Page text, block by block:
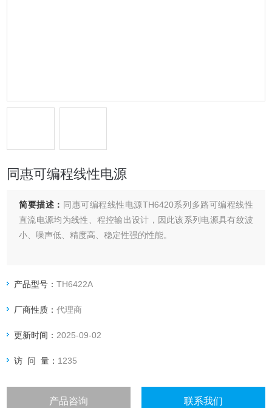
同惠可编程线性电源
简要描述： 同惠可编程线性电源TH6420系列多路可编程线性
直流电源均为线性、程控输出设计，因此该系列电源具有纹波
小、噪声低、精度高、稳定性强的性能。
产品型号：TH6422A
厂商性质：代理商
更新时间： 2025-09-02
访 问 量： 1235
产品咨询 联系我们